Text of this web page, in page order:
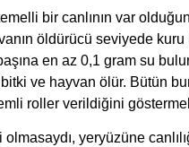
bir canlının var
öldürücü seviyede
en az 0,1 gram su
ve hayvan ölür. Bütün
roller verildiğini
yeryüzüne